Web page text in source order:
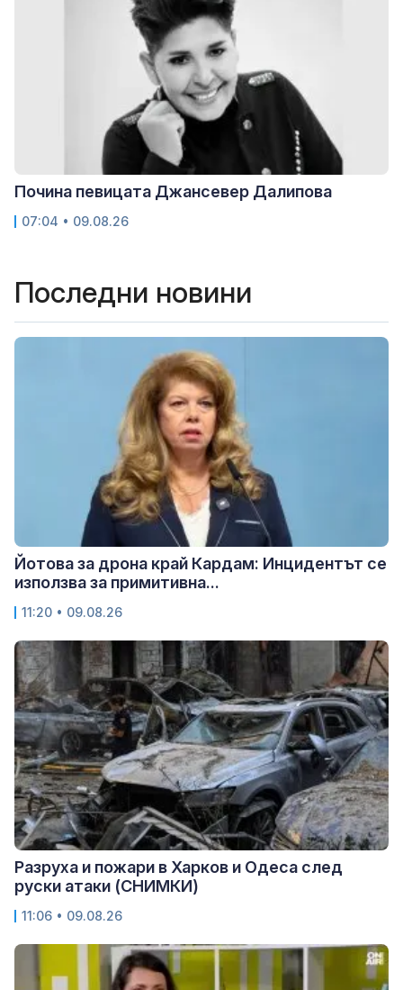
Почина певицата Джансевер Далипова
07:04 • 09.08.26
Последни новини
Йотова за дрона край Кардам: Инцидентът се
използва за примитивна...
11:20 • 09.08.26
Разруха и пожари в Харков и Одеса след
руски атаки (СНИМКИ)
11:06 • 09.08.26